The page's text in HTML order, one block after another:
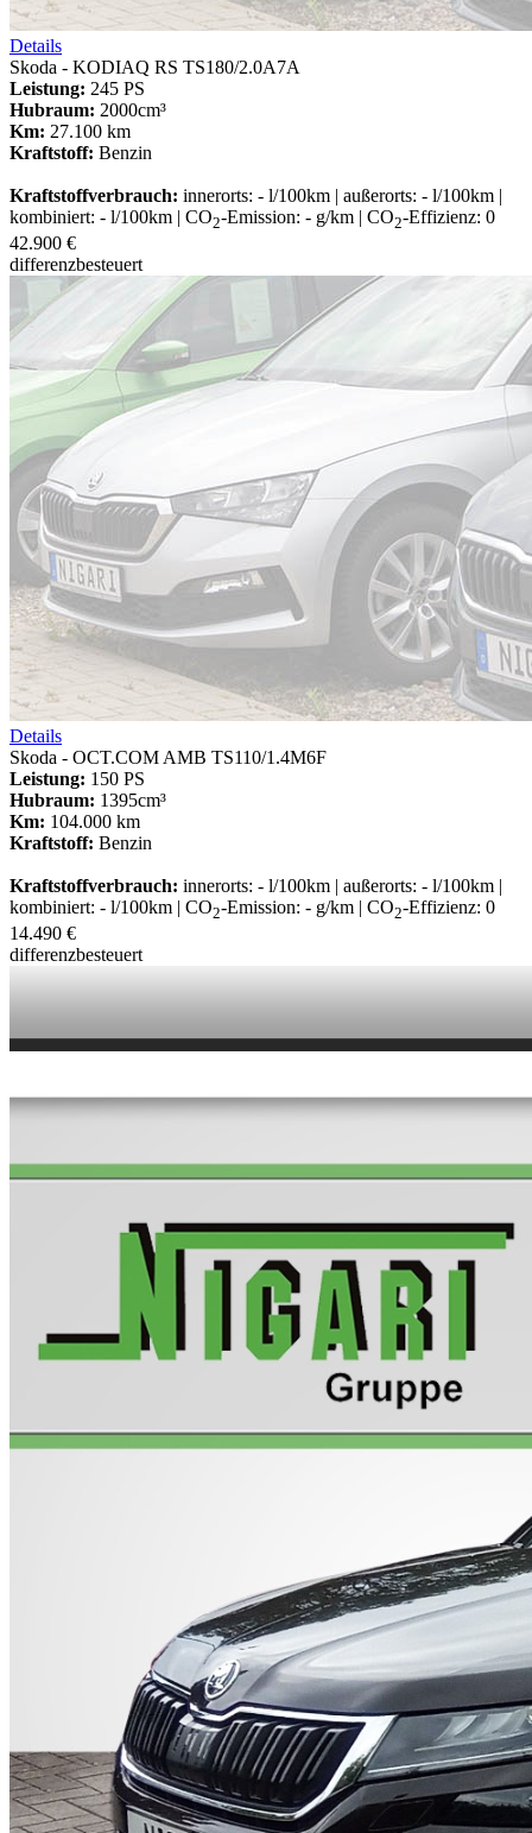
Details
Skoda - KODIAQ RS TS180/2.0A7A
Leistung: 245 PS
Hubraum: 2000cm³
Km: 27.100 km
Kraftstoff: Benzin
Kraftstoffverbrauch: innerorts: - l/100km | außerorts: - l/100km |
kombiniert: - l/100km | CO2-Emission: - g/km | CO2-Effizienz: 0
42.900 €
differenzbesteuert
Details
Skoda - OCT.COM AMB TS110/1.4M6F
Leistung: 150 PS
Hubraum: 1395cm³
Km: 104.000 km
Kraftstoff: Benzin
Kraftstoffverbrauch: innerorts: - l/100km | außerorts: - l/100km |
kombiniert: - l/100km | CO2-Emission: - g/km | CO2-Effizienz: 0
14.490 €
differenzbesteuert